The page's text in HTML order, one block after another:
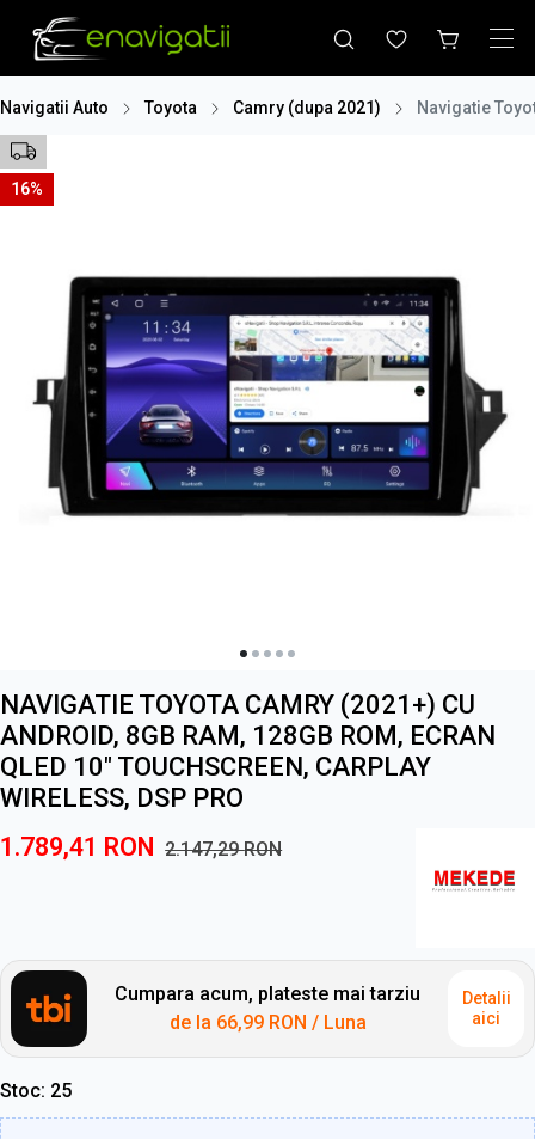
Navigatii Auto Toyota Camry (dupa 2021) Navigatie
16%
NAVIGATIE TOYOTA CAMRY (2021+) CU
ANDROID, 8GB RAM, 128GB ROM, ECRAN
QLED 10" TOUCHSCREEN, CARPLAY
WIRELESS, DSP PRO
1.789,41 RON 2.147,29RON
Cumpara acum, plateste mai tarziu
de la 66,99 RON / Luna
Detalii
aici
Stoc 25